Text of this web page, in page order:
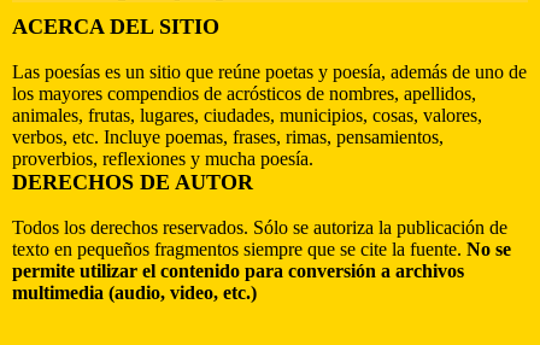
ACERCA DEL SITIO
Las poesías es un sitio que reúne poetas y poesía, además de uno de
los mayores compendios de acrósticos de nombres, apellidos,
animales, frutas, lugares, ciudades, municipios, cosas, valores,
verbos, etc. Incluye poemas, frases, rimas, pensamientos,
proverbios, reflexiones y mucha poesía.
DERECHOS DE AUTOR
Todos los derechos reservados. Sólo se autoriza la publicación de
texto en pequeños fragmentos siempre que se cite la fuente. No se
permite utilizar el contenido para conversión a archivos
multimedia (audio, video, etc.)